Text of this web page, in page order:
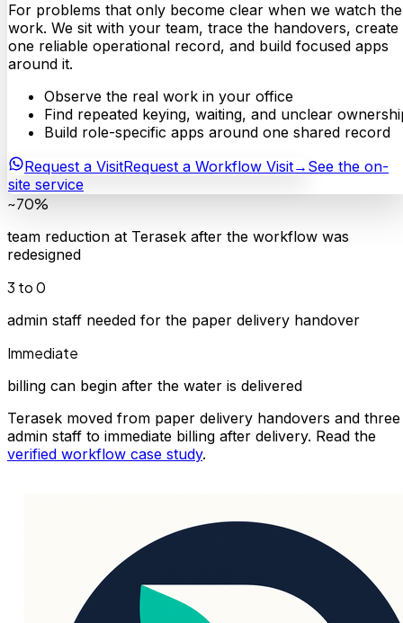
For problems that only become clear when we watch the
work. We sit with your team, trace the handovers, create
one reliable operational record, and build focused apps
around it.
Observe the real work in your office
Find repeated keying, waiting, and unclear
Build role-specific apps around one shared record
Request a VisitRequest a Workflow Visit→ See the on-
site service
~70%
team reduction at Terasek after the workflow was
redesigned
3 to 0
admin staff needed for the paper delivery handover
Immediate
billing can begin after the water is delivered
Terasek moved from paper delivery handovers and three
admin staff to immediate billing after delivery. Read the
verified workflow case study.